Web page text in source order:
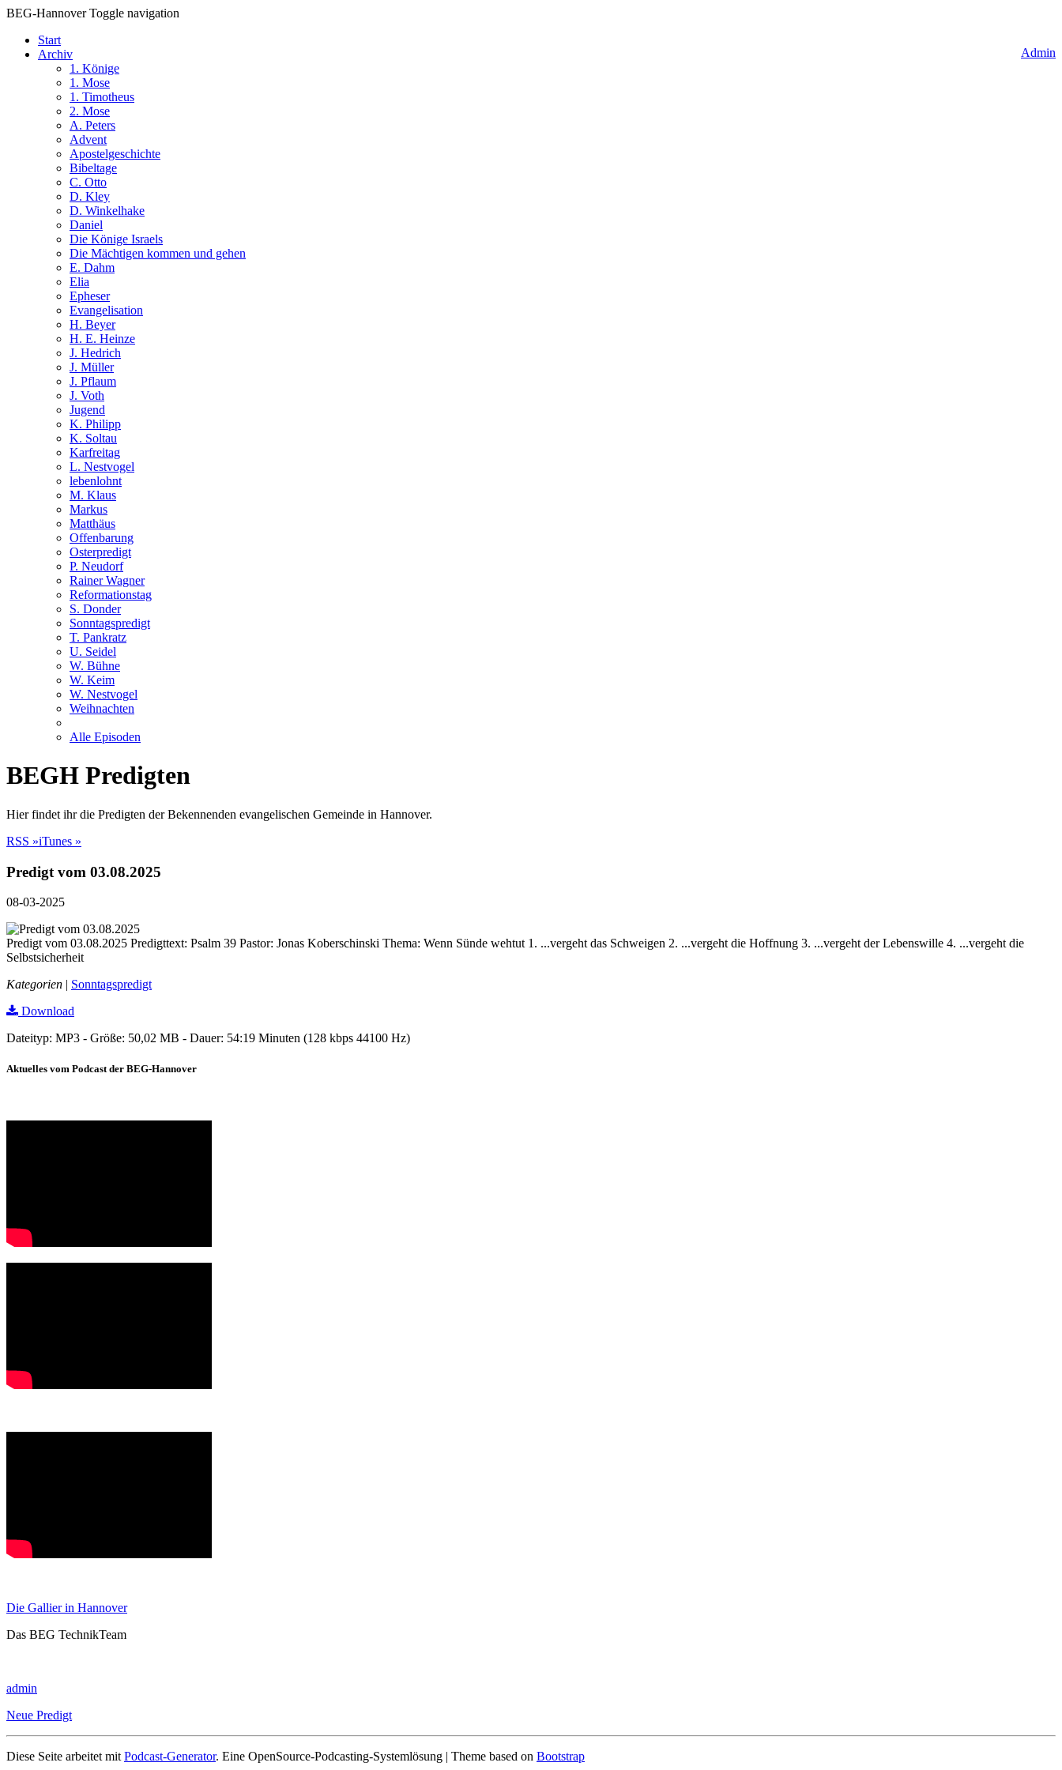
BEG-Hannover Toggle navigation
Admin
Start
Archiv
1. Könige
1. Mose
1. Timotheus
2. Mose
A. Peters
Advent
Apostelgeschichte
Bibeltage
C. Otto
D. Kley
D. Winkelhake
Daniel
Die Könige Israels
Die Mächtigen kommen und gehen
E. Dahm
Elia
Epheser
Evangelisation
H. Beyer
H. E. Heinze
J. Hedrich
J. Müller
J. Pflaum
J. Voth
Jugend
K. Philipp
K. Soltau
Karfreitag
L. Nestvogel
lebenlohnt
M. Klaus
Markus
Matthäus
Offenbarung
Osterpredigt
P. Neudorf
Rainer Wagner
Reformationstag
S. Donder
Sonntagspredigt
T. Pankratz
U. Seidel
W. Bühne
W. Keim
W. Nestvogel
Weihnachten
Alle Episoden
BEGH Predigten
Hier findet ihr die Predigten der Bekennenden evangelischen Gemeinde in Hannover.
RSS »iTunes »
Predigt vom 03.08.2025
08-03-2025
Predigt vom 03.08.2025 Predigttext: Psalm 39 Pastor: Jonas Koberschinski Thema: Wenn Sünde wehtut 1. ...vergeht das Schweigen 2. ...vergeht die Hoffnung 3. ...vergeht der Lebenswille 4. ...vergeht die
Selbstsicherheit
Kategorien | Sonntagspredigt
Download
Dateityp: MP3 - Größe: 50,02 MB - Dauer: 54:19 Minuten (128 kbps 44100 Hz)
Aktuelles vom Podcast der BEG-Hannover
Die Gallier in Hannover
Das BEG TechnikTeam
admin
Neue Predigt
Diese Seite arbeitet mit Podcast-Generator. Eine OpenSource-Podcasting-Systemlösung | Theme based on Bootstrap